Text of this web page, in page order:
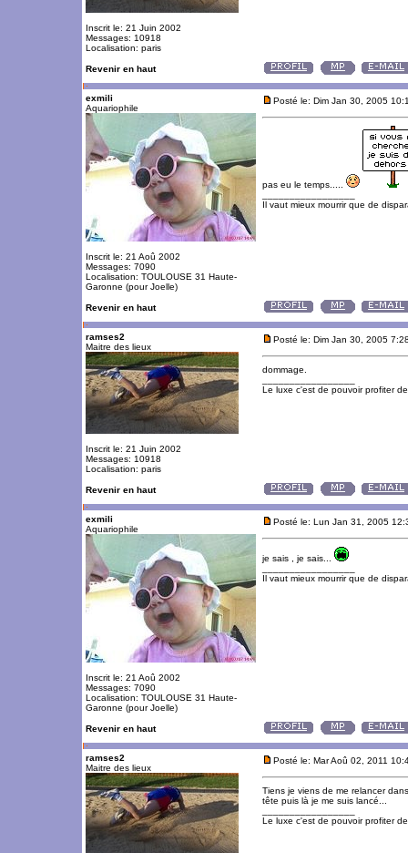
Inscrit le: 21 Juin 2002
Messages: 10918
Localisation: paris
Revenir en haut
exmili
Aquariophile
Inscrit le: 21 Aoû 2002
Messages: 7090
Localisation: TOULOUSE 31 Haute-
Garonne (pour Joelle)
Posté le: Dim Jan 30, 2005
pas eu le temps.....
Il vaut mieux mourrir que de
Revenir en haut
ramses2
Maitre des lieux
Inscrit le: 21 Juin 2002
Messages: 10918
Localisation: paris
Posté le: Dim Jan 30, 2005
dommage.
Le luxe c'est de pouvoir profiter
Revenir en haut
exmili
Aquariophile
Inscrit le: 21 Aoû 2002
Messages: 7090
Localisation: TOULOUSE 31 Haute-
Garonne (pour Joelle)
Posté le: Lun Jan 31, 2005
je sais , je sais...
Il vaut mieux mourrir que de
Revenir en haut
ramses2
Maitre des lieux
Posté le: Mar Aoû 02, 2011
Tiens je viens de me relancer
tête puis là je me suis lancé...
Le luxe c'est de pouvoir profiter